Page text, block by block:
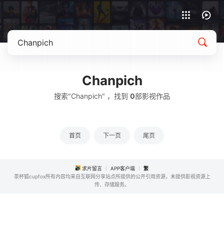
Chanpich
搜索"Chanpich" ，找到 0部影视作品
首页 下一页 尾页
求片留言 APP客户端
繁
茶杯狐cupfox所有内容均来自互联网分享站点所提供的公开引用资源，未提供影视资源上
传、存储服务。